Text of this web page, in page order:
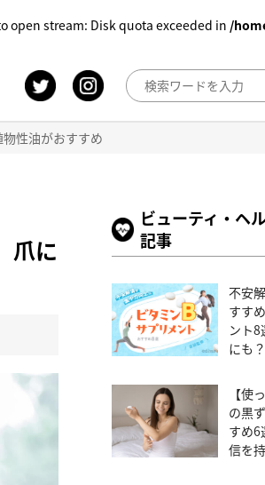
stream: Disk quota exceeded in /
性油がおすすめ
爪に
ビューティ・ヘ
記事
不安
すす
ント
にも？
【使
の黒
すめ6
信を